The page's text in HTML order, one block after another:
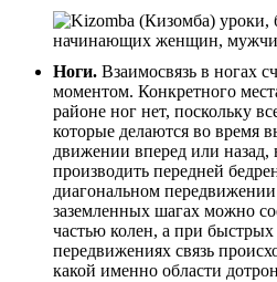
Ноги. Взаимосвязь в ногах
моментом. Конкретного
районе ног нет, поскольку
которые делаются во время
движении вперед или назад,
производить передней
диагональном
заземленных шагах можно
частью колен, а при
передвижениях связь
какой именно области